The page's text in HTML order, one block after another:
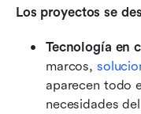
Los proyectos se
Tecnología en
marcos,
aparecen todo
necesidades